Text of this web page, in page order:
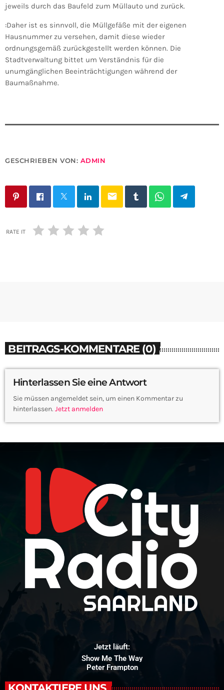
jeweils durch das Baufeld zum Müllauto und zurück.
:Daher ist es sinnvoll, die Müllgefäße mit der eigenen
Hausnummer zu versehen, damit diese wieder
ordnungsgemäß zurückgestellt werden können. Die
Stadtverwaltung bittet um Verständnis für die
unumgänglichen Beeinträchtigungen während der
Baumaßnahme.
GESCHRIEBEN VON: ADMIN
email
RATE IT
BEITRAGS-KOMMENTARE (0)
Hinterlassen Sie eine Antwort
Sie müssen angemeldet sein, um einen Kommentar zu
hinterlassen. Jetzt anmelden
Jetzt läuft:
Show Me The Way
Peter Frampton
KONTAKTIERE UNS